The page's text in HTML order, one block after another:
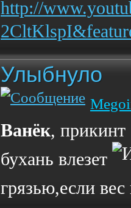
http://
Улыбнуло
Ванёк, прикинт
бухань влезет
грязью,если